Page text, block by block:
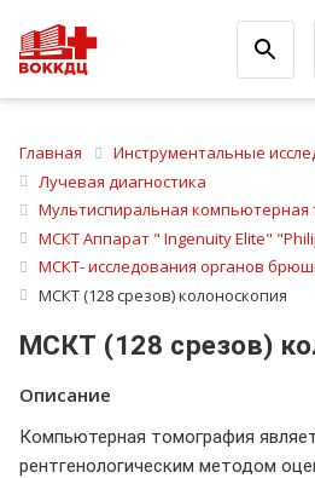
Главная
Инструментальные
Лучевая диагностика
Мультиспиральная компьютерная
МСКТ Аппарат " Ingenuity Elite"
МСКТ- исследования органов
МСКТ (128 срезов) колоноскопия
МСКТ (128 срезов)
Описание
Компьютерная томография
рентгенологическим методом